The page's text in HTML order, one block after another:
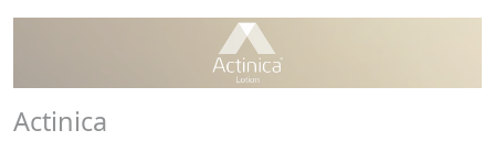
Actinica